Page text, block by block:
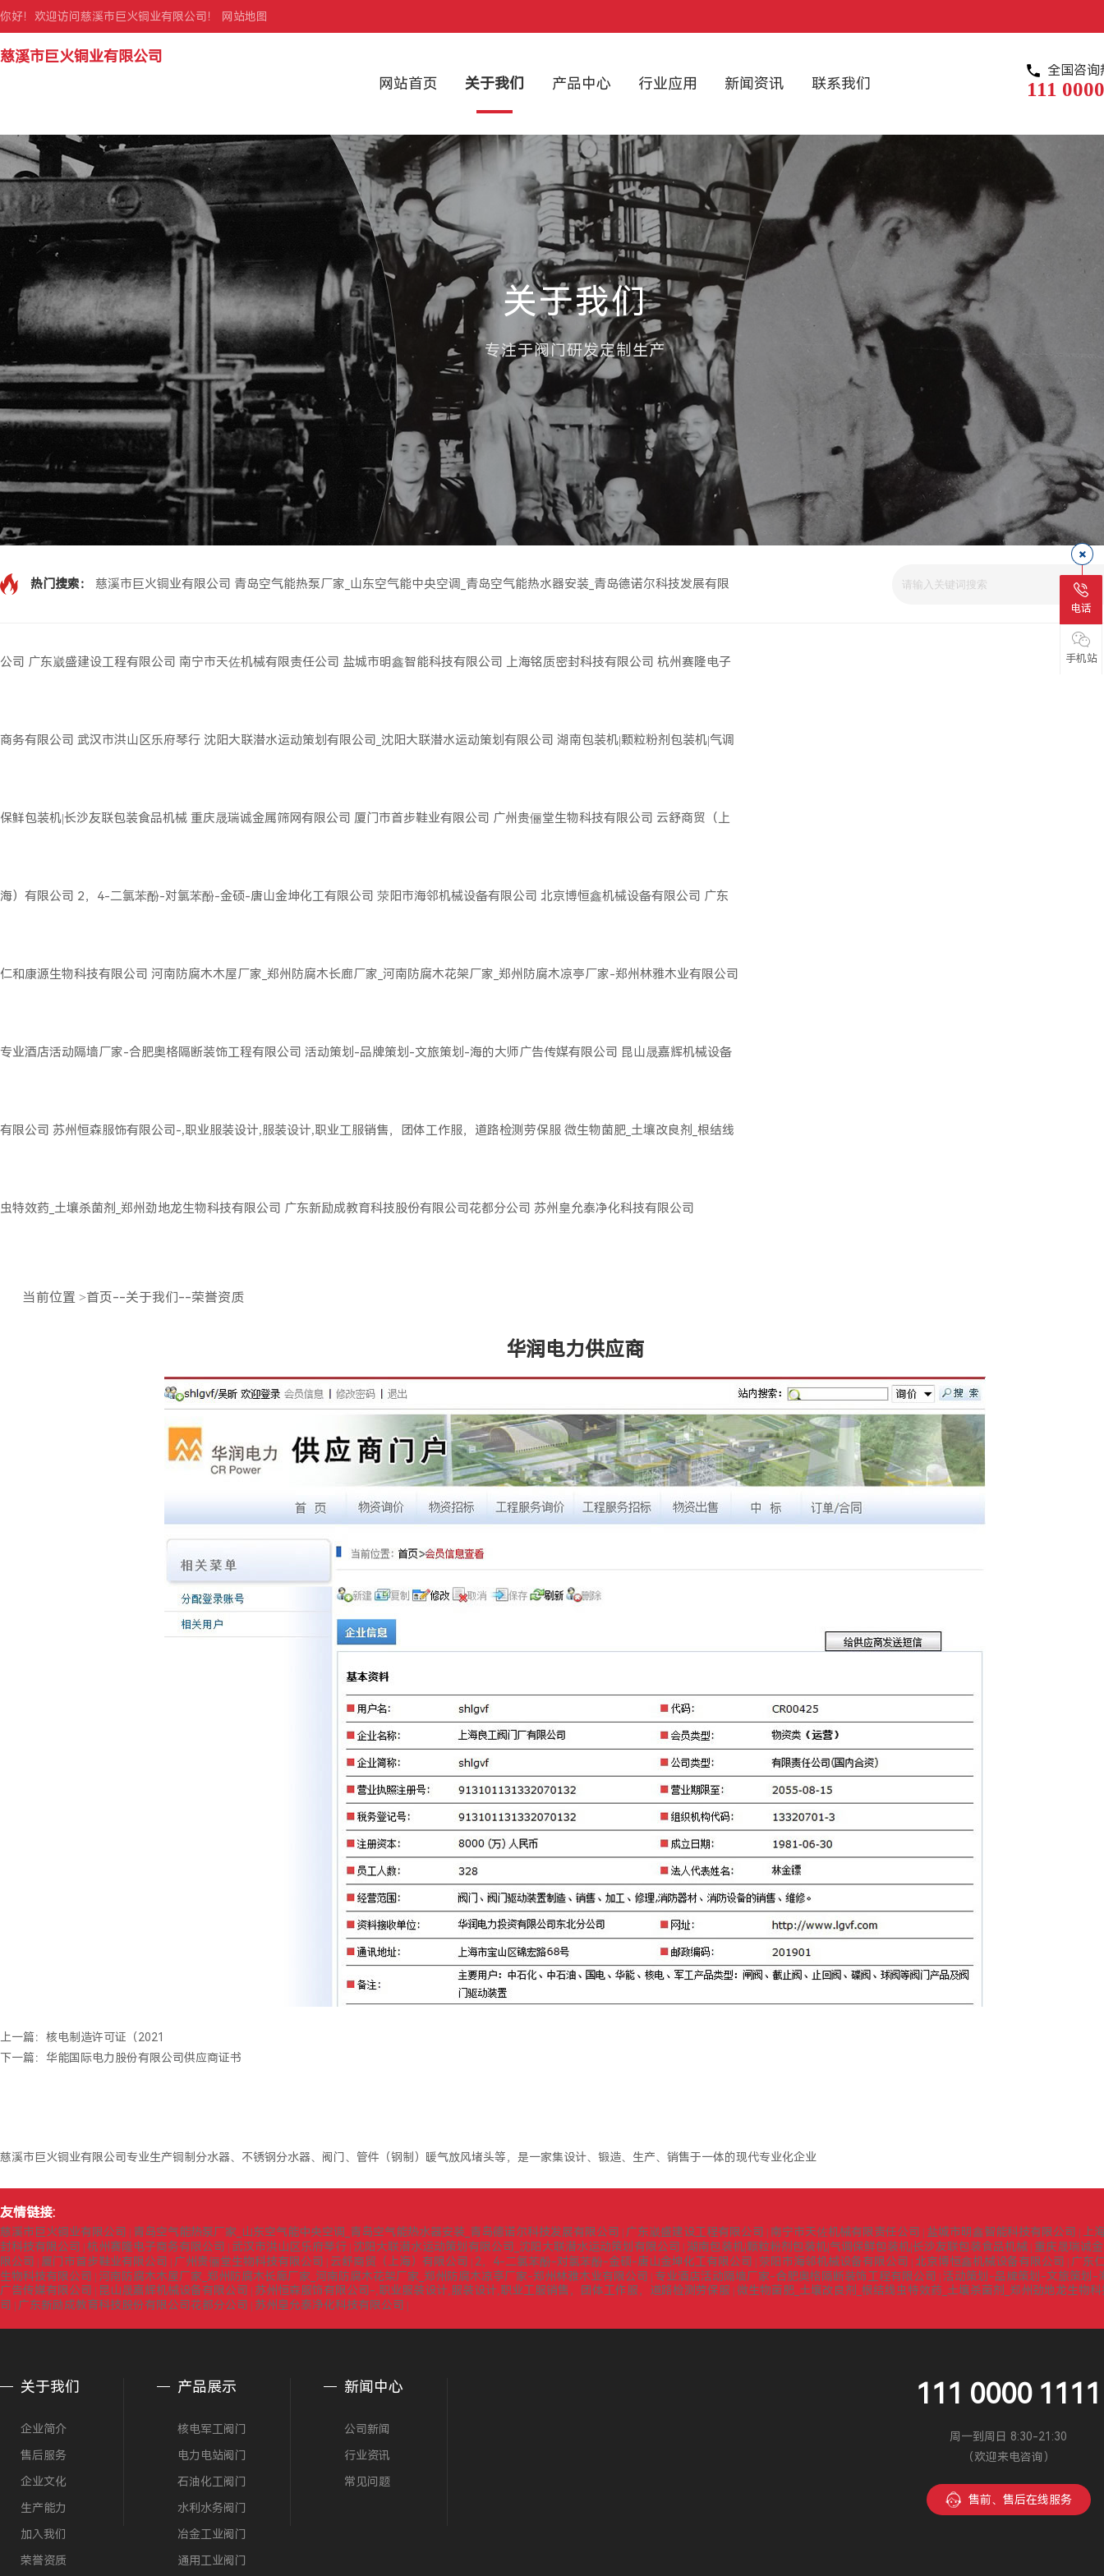
你好！欢迎访问慈溪市巨火铜业有限公司！ 网站地图
慈溪市巨火铜业有限公司
网站首页
关于我们 产品中心 行业应用 新闻资讯 联系我们
全国咨询
111
关于我们
专注于阀门研发定制生产
热门搜索： 慈溪市巨火铜业有限公司 青岛空气能热泵厂家_山东空气能中央空调_青岛空气能热水器安装_青岛德诺尔科技发展有限
公司 广东崴盛建设工程有限公司 南宁市天佐机械有限责任公司 盐城市明鑫智能科技有限公司 上海铭质密封科技有限公司 杭州赛隆电子
商务有限公司 武汉市洪山区乐府琴行 沈阳大联潜水运动策划有限公司_沈阳大联潜水运动策划有限公司 湖南包装机|颗粒粉剂包装机|气调
保鲜包装机|长沙友联包装食品机械 重庆晟瑞诚金属筛网有限公司 厦门市首步鞋业有限公司 广州贵俪堂生物科技有限公司 云舒商贸（上
海）有限公司 2，4-二氯苯酚-对氯苯酚-金硕-唐山金坤化工有限公司 荥阳市海邻机械设备有限公司 北京博恒鑫机械设备有限公司 广东
仁和康源生物科技有限公司 河南防腐木木屋厂家_郑州防腐木长廊厂家_河南防腐木花架厂家_郑州防腐木凉亭厂家-郑州林雅木业有限公司
专业酒店活动隔墙厂家-合肥奥格隔断装饰工程有限公司 活动策划-品牌策划-文旅策划-海的大师广告传媒有限公司 昆山晟嘉辉机械设备
有限公司 苏州恒森服饰有限公司-,职业服装设计,服装设计,职业工服销售，团体工作服，道路检测劳保服 微生物菌肥_土壤改良剂_根结线
虫特效药_土壤杀菌剂_郑州劲地龙生物科技有限公司 广东新励成教育科技股份有限公司花都分公司 苏州皇允泰净化科技有限公司
当前位置 >首页--关于我们--荣誉资质
华润电力供应商
上一篇： 核电制造许可证（2021
下一篇： 华能国际电力股份有限公司供应商证书
慈溪市巨火铜业有限公司专业生产铜制分水器、不锈钢分水器、阀门、管件（钢制）暖气放风堵头等，是一家集设计、锻造、生产、销售于一体的现代专业化企业
友情链接:
慈溪市巨火铜业有限公司 青岛空气能热泵厂家_山东空气能中央空调_青岛空气能热水器安装_青岛德诺尔科技发展有限公司 广东崴盛建设工程有限公司 南宁市天佐机械有限责任公司 盐城市明鑫智能科技有限公司
上
封科技有限公司
杭州赛隆电子商务有限公司 武汉市洪山区乐府琴行 沈阳大联潜水运动策划有限公司_沈阳大联潜水运动策划有限公司 湖南包装机|颗粒粉剂包装机|气调保鲜包装机|长沙友联包装食品机械 重庆晟瑞诚
限公司
厦门市首步鞋业有限公司 广州贵俪堂生物科技有限公司 云舒商贸（上海）有限公司 2，4-二氯苯酚-对氯苯酚-金硕-唐山金坤化工有限公司 荥阳市海邻机械设备有限公司 北京博恒鑫机械设备有限公司
广东
生物科技有限公司
河南防腐木木屋厂家_郑州防腐木长廊厂家_河南防腐木花架厂家_郑州防腐木凉亭厂家-郑州林雅木业有限公司 专业酒店活动隔墙厂家-合肥奥格隔断装饰工程有限公司
活动策划-品牌策划-文旅策划-
广告传媒有限公司
昆山晟嘉辉机械设备有限公司 苏州恒森服饰有限公司-,职业服装设计,服装设计,职业工服销售，团体工作服，道路检测劳保服 微生物菌肥_土壤改良剂_根结线虫特效药_土壤杀菌剂_郑州劲地龙生物
司
广东新励成教育科技股份有限公司花都分公司 苏州皇允泰净化科技有限公司
关于我们
企业简介
售后服务
企业文化
生产能力
加入我们
荣誉资质
产品展示
核电军工阀门
电力电站阀门
石油化工阀门
水利水务阀门
冶金工业阀门
通用工业阀门
新闻中心
公司新闻
行业资讯
常见问题
111 0000 1111
周一到周日 8:30-21:30
（欢迎来电咨询）
售前、售后在线服务
电话
手机站